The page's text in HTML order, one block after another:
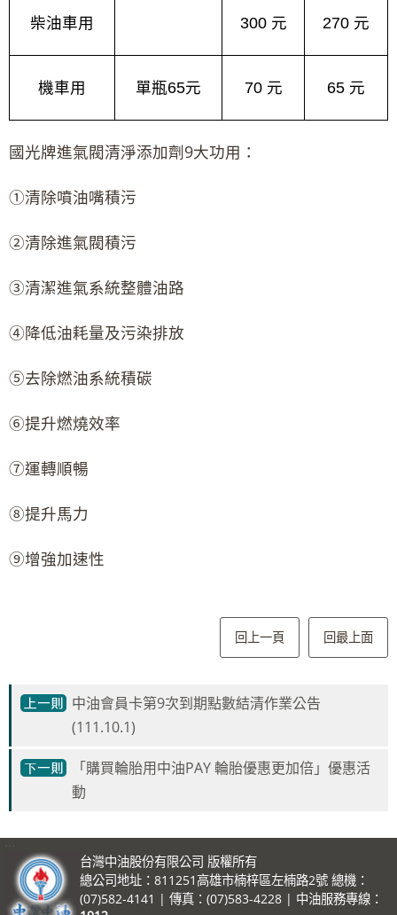
柴油車用 300 元 270 元
機車用 單瓶65元 70 元 65 元
國光牌進氣閥清淨添加劑9大功用：
①清除噴油嘴積污
②清除進氣閥積污
③清潔進氣系統整體油路
④降低油耗量及污染排放
⑤去除燃油系統積碳
⑥提升燃燒效率
⑦運轉順暢
⑧提升馬力
⑨增強加速性
回上一頁 回最上面
中油會員卡第9次到期點數結清作業公告
(111.10.1)
「購買輪胎用中油PAY 輪胎優惠更加倍」優惠活
動
台灣中油股份有限公司 版權所有
總公司地址：811251高雄市楠梓區左楠路2號 總機：
(07)582-4141 | 傳真：(07)583-4228 | 中油服務專線：